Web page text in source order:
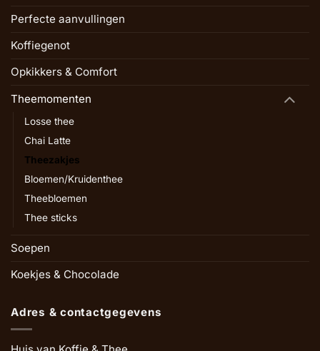
Perfecte aanvullingen
Koffiegenot
Opkikkers & Comfort
Theemomenten
Losse thee
Chai Latte
Theezakjes
Bloemen/Kruidenthee
Theebloemen
Thee sticks
Soepen
Koekjes & Chocolade
Adres & contactgegevens